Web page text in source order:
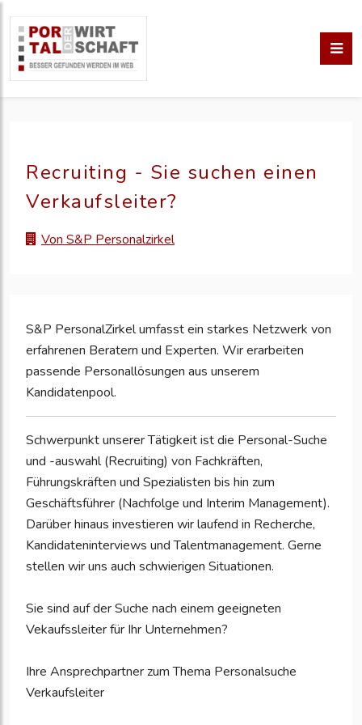
Recruiting - Sie suchen einen
Verkaufsleiter?
Von S&P Personalzirkel
S&P PersonalZirkel umfasst ein starkes Netzwerk von
erfahrenen Beratern und Experten. Wir erarbeiten
passende Personallösungen aus unserem
Kandidatenpool.
Schwerpunkt unserer Tätigkeit ist die Personal-Suche
und -auswahl (Recruiting) von Fachkräften,
Führungskräften und Spezialisten bis hin zum
Geschäftsführer (Nachfolge und Interim Management).
Darüber hinaus investieren wir laufend in Recherche,
Kandidateninterviews und Talentmanagement. Gerne
stellen wir uns auch schwierigen Situationen.
Sie sind auf der Suche nach einem geeigneten
Vekaufssleiter für Ihr Unternehmen?
Ihre Ansprechpartner zum Thema Personalsuche
Verkaufsleiter